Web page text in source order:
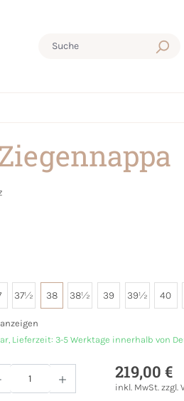
37½ 38 38½ 39 39½ 40
Lieferzeit: 3-5 Werktage innerhalb von
Gib den
219,00 €
inkl. MwSt. zzgl.